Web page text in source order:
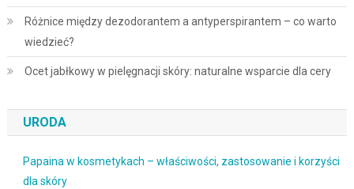
Różnice między dezodorantem a antyperspirantem – co warto
wiedzieć?
Ocet jabłkowy w pielęgnacji skóry: naturalne wsparcie dla cery
URODA
Papaina w kosmetykach – właściwości, zastosowanie i korzyści
dla skóry